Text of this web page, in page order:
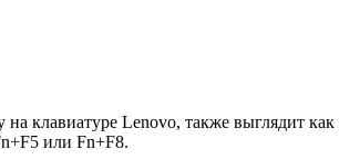
Lenovo, также выглядит
или Fn+F8.